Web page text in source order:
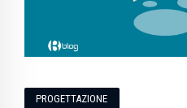
PROGETTAZIONE